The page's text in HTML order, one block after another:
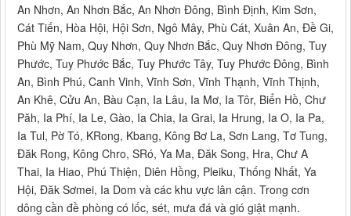
An Nhơn, An Nhơn Bắc, An Nhơn Đông, Bình Định, Kim Sơn,
Cát Tiến, Hòa Hội, Hội Sơn, Ngô Mây, Phù Cát, Xuân An, Đề Gi,
Phù Mỹ Nam, Quy Nhơn, Quy Nhơn Bắc, Quy Nhơn Đông, Tuy
Phước, Tuy Phước Bắc, Tuy Phước Tây, Tuy Phước Đông, Bình
An, Bình Phú, Canh Vinh, Vĩnh Sơn, Vĩnh Thạnh, Vĩnh Thịnh,
An Khê, Cửu An, Bàu Cạn, Ia Lâu, Ia Mơ, Ia Tôr, Biển Hồ, Chư
Păh, Ia Phí, Ia Le, Gào, Ia Chia, Ia Grai, Ia Hrung, Ia O, Ia Pa,
Ia Tul, Pờ Tó, KRong, Kbang, Kông Bơ La, Sơn Lang, Tơ Tung,
Đăk Rong, Kông Chro, SRó, Ya Ma, Đăk Song, Hra, Chư A
Thai, Ia Hiao, Phú Thiện, Diên Hồng, Pleiku, Thống Nhất, Ya
Hội, Đăk Sơmei, Ia Dom và các khu vực lân cận. Trong cơn
dông cần đề phòng có lốc, sét, mưa đá và gió giật mạnh.